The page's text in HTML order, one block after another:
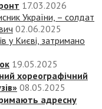
17.03.2026
України, – солдат
02.06.2025
у Києві, затримано
19.05.2025
хореографічний
08.05.2025
адресну